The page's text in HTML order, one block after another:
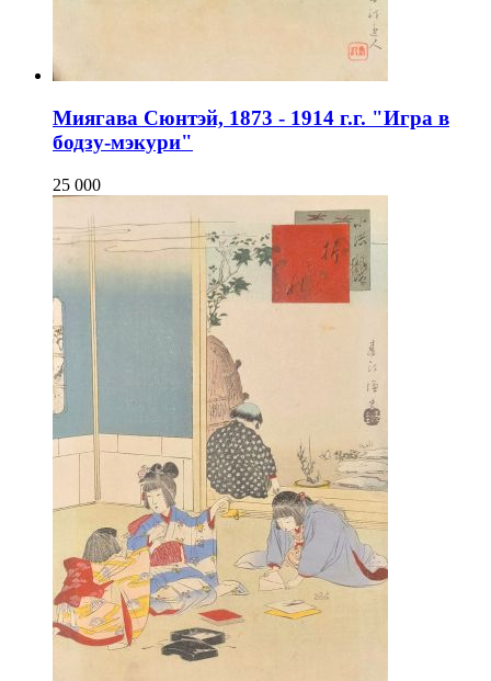
Миягава Сюнтэй, 1873 - 1914 г.г. "Игра в
бодзу-мэкури"
25 000